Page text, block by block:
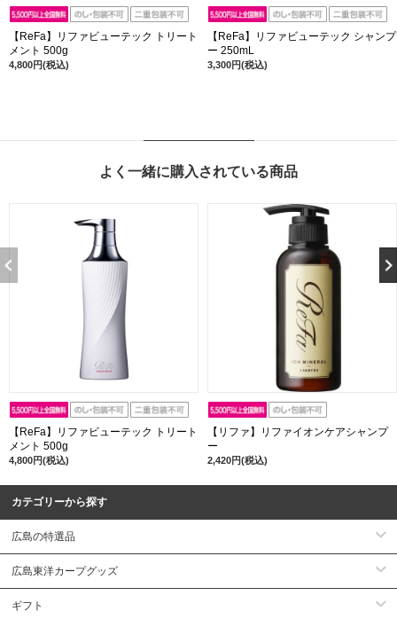
【ReFa】リファビューテック トリート
メント 500g
4,800円(税込)
【ReFa】リファビューテック シャンプ
ー 250mL
3,300円(税込)
よく一緒に購入されている商品
【ReFa】リファビューテック トリート
メント 500g
4,800円(税込)
【リファ】リファイオンケアシャンプ
ー
2,420円(税込)
カテゴリーから探す
広島の特選品
広島東洋カープグッズ
ギフト